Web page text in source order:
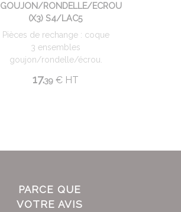
GOUJON/RONDELLE/ECROU
(X3) S4/LAC5
Pièces de rechange : coque
3 ensembles
goujon/rondelle/écrou.
17.39 € HT
PARCE QUE
VOTRE AVIS